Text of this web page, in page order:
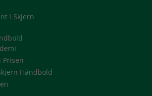
i Skjern
Prisen
Håndbold